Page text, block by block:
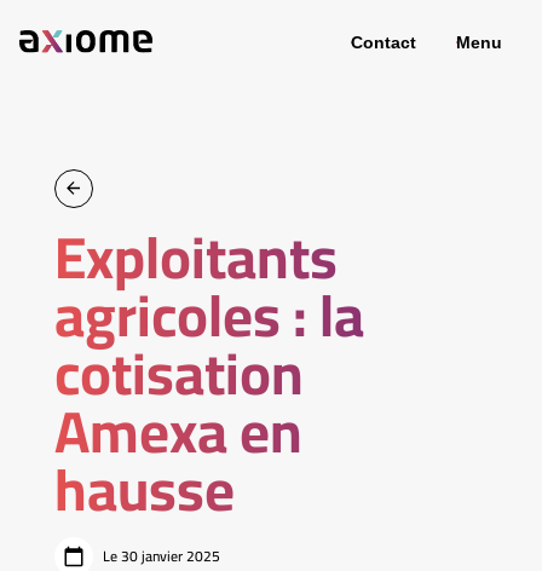
Contact Menu
Exploitants
agricoles : la
cotisation
Amexa en
hausse
Le 30 janvier 2025